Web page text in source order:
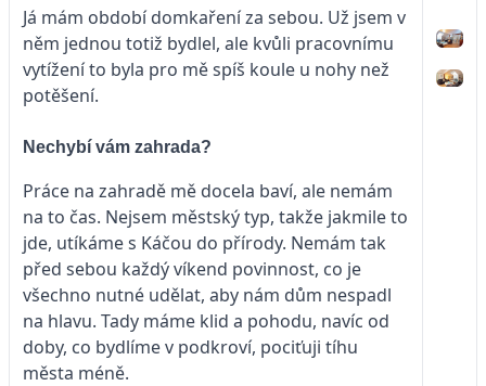
Já mám období domkaření za sebou. Už jsem v
něm jednou totiž bydlel, ale kvůli pracovnímu
vytížení to byla pro mě spíš koule u nohy než
potěšení.
Nechybí vám zahrada?
Práce na zahradě mě docela baví, ale nemám
na to čas. Nejsem městský typ, takže jakmile to
jde, utíkáme s Káčou do přírody. Nemám tak
před sebou každý víkend povinnost, co je
všechno nutné udělat, aby nám dům nespadl
na hlavu. Tady máme klid a pohodu, navíc od
doby, co bydlíme v podkroví, pociťuji tíhu
města méně.